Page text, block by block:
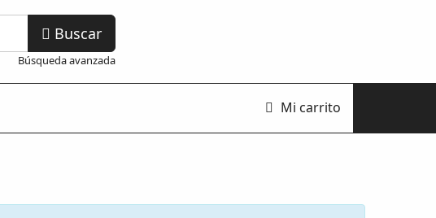
Buscar
Búsqueda avanzada
Mi carrito